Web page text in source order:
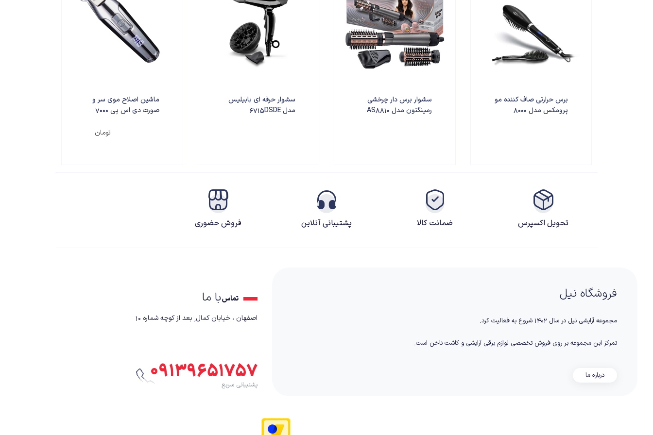
برس حرارتی صاف کننده مو
پرومکس مدل 8000
سشوار برس دار چرخشی
رمینگتون مدل AS8810
سشوار حرفه ای بابیلیس
مدل 6715DSDE
ماشین اصلاح موی سر و
صورت دی اس پی 7000
تومان
تحویل اکسپرس ضمانت کالا پشتیبانی آنلاین فروش حضوری
فروشگاه نیل
مجموعه آرایشی نیل در سال ۱۴۰۲ شروع به فعالیت کرد.
تمرکز این مجموعه بر روی فروش تخصصی لوازم برقی آرایشی و کاشت ناخن است.
درباره ما
تماسبا ما
اصفهان ، خیابان کمال٬ بعد از کوچه شماره ۱۰
۰۹۱۳۹۶۵۱۷۵۷
پشتیبانی سریع